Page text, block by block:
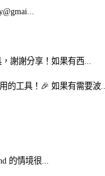
謝謝分享！如果有西...
的工具！🎉 如果有需要波
的情境很...